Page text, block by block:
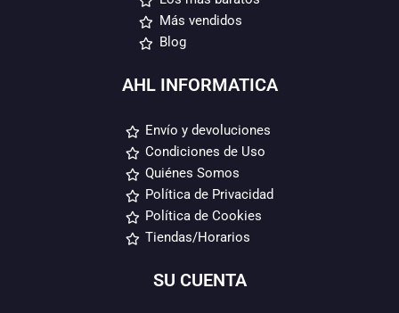
Más vendidos
Blog
AHL INFORMATICA
Envío y devoluciones
Condiciones de Uso
Quiénes Somos
Política de Privacidad
Política de Cookies
Tiendas/Horarios
SU CUENTA